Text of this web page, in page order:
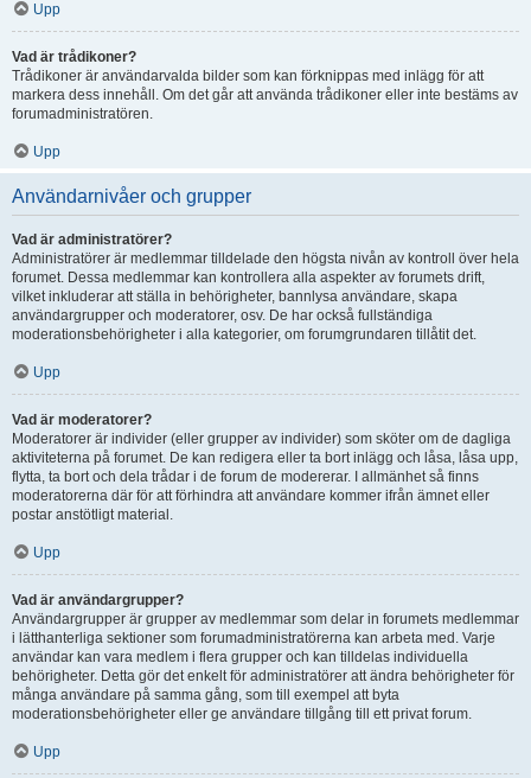
Upp
Vad är trådikoner?
Trådikoner är användarvalda bilder som kan förknippas med inlägg för att
markera dess innehåll. Om det går att använda trådikoner eller inte bestäms av
forumadministratören.
Upp
Användarnivåer och grupper
Vad är administratörer?
Administratörer är medlemmar tilldelade den högsta nivån av kontroll över hela
forumet. Dessa medlemmar kan kontrollera alla aspekter av forumets drift,
vilket inkluderar att ställa in behörigheter, bannlysa användare, skapa
användargrupper och moderatorer, osv. De har också fullständiga
moderationsbehörigheter i alla kategorier, om forumgrundaren tillåtit det.
Upp
Vad är moderatorer?
Moderatorer är individer (eller grupper av individer) som sköter om de dagliga
aktiviteterna på forumet. De kan redigera eller ta bort inlägg och låsa, låsa upp,
flytta, ta bort och dela trådar i de forum de modererar. I allmänhet så finns
moderatorerna där för att förhindra att användare kommer ifrån ämnet eller
postar anstötligt material.
Upp
Vad är användargrupper?
Användargrupper är grupper av medlemmar som delar in forumets medlemmar
i lätthanterliga sektioner som forumadministratörerna kan arbeta med. Varje
användar kan vara medlem i flera grupper och kan tilldelas individuella
behörigheter. Detta gör det enkelt för administratörer att ändra behörigheter för
många användare på samma gång, som till exempel att byta
moderationsbehörigheter eller ge användare tillgång till ett privat forum.
Upp